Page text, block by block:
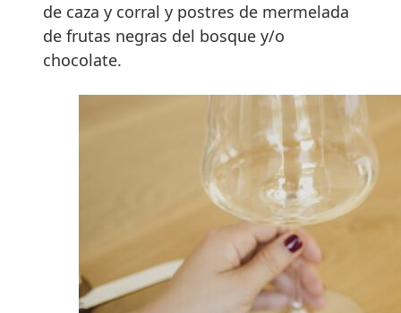
de caza y corral y postres de mermelada
de frutas negras del bosque y/o
chocolate.